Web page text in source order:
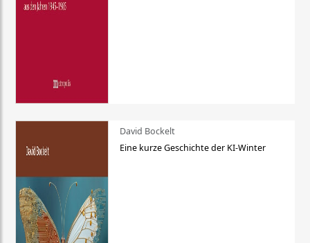
David Bockelt
Eine kurze Geschichte der KI-Winter